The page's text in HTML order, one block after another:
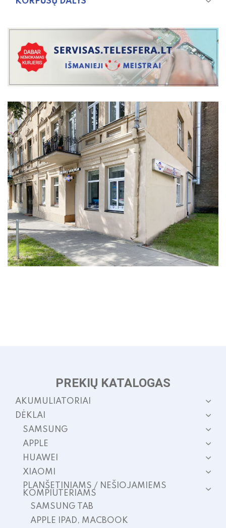
PREKIŲ KATALOGAS
AKUMULIATORIAI
DĖKLAI
SAMSUNG
APPLE
HUAWEI
XIAOMI
PLANŠETINIAMS / NEŠIOJAMIEMS
KOMPIUTERIAMS
SAMSUNG TAB
APPLE IPAD, MACBOOK